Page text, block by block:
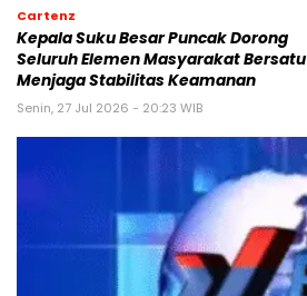
Cartenz
Kepala Suku Besar Puncak Dorong
Seluruh Elemen Masyarakat Bersatu
Menjaga Stabilitas Keamanan
Senin, 27 Jul 2026 - 20:23 WIB